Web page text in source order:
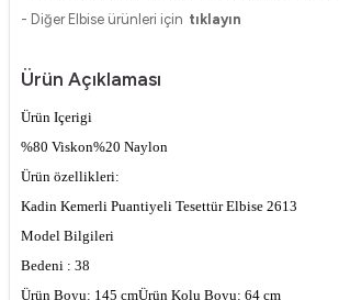
- Diğer Elbise ürünleri için tıklayın
Ürün Açıklaması
Ürün Içerigi
%80 Viskon%20 Naylon
Ürün özellikleri:
Kadin Kemerli Puantiyeli Tesettür Elbise 2613
Model Bilgileri
Bedeni : 38
Ürün Boyu: 145 cmÜrün Kolu Boyu: 64 cm